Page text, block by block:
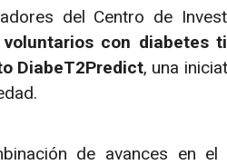
del Centro de
voluntarios con diabetes
DiabeT2Predict, una
de avances en